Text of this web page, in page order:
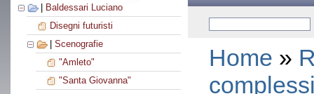
Baldessari Luciano
Disegni futuristi
Scenografie
"Amleto"
"Santa Giovanna"
Home »